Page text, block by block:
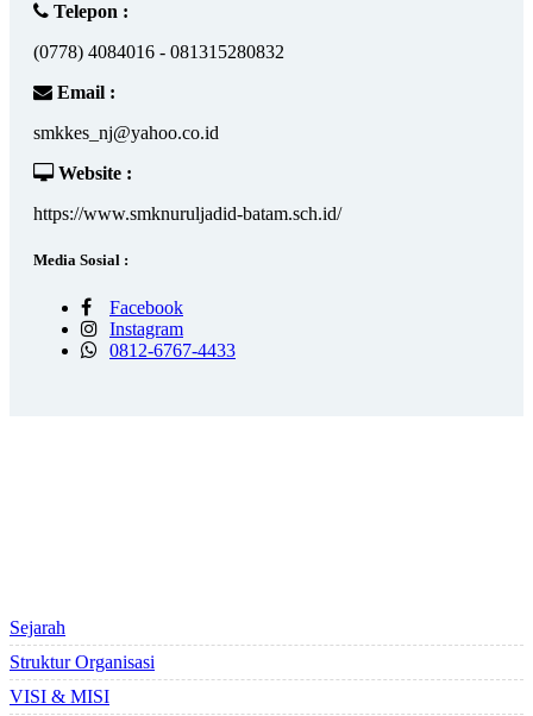
Telepon :
(0778) 4084016 - 081315280832
Email :
smkkes_nj@yahoo.co.id
Website :
https://www.smknuruljadid-batam.sch.id/
Media Sosial :
Facebook
Instagram
0812-6767-4433
Sejarah
Struktur Organisasi
VISI & MISI